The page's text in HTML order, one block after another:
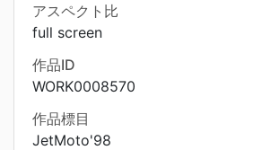
アスペクト比
full screen
作品ID
WORK0008570
作品標目
JetMoto'98